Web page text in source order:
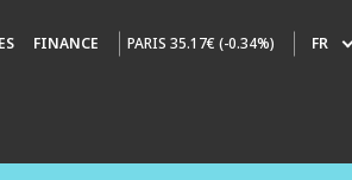
FINANCE PARIS 35.17€ (-0.34%) FR